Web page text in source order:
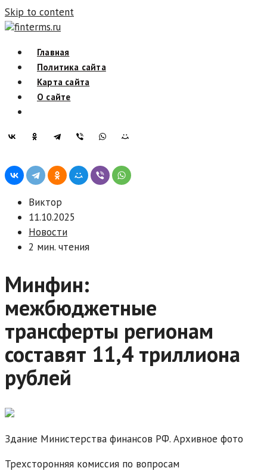
Skip to content
finterms.ru
Главная
Политика сайта
Карта сайта
О сайте
Виктор
11.10.2025
Новости
2 мин. чтения
Минфин:
межбюджетные
трансферты регионам
составят 11,4 триллиона
рублей
Здание Министерства финансов РФ. Архивное фото
Трехсторонняя комиссия по вопросам